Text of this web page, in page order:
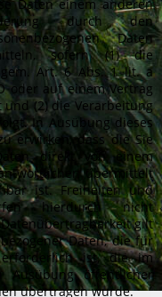
Daten einem anderen
durch den
Daten
sofern (1) die
Art. 6 Abs. 1 lit. a
oder auf einem Vertrag
und (2) die Verarbeitung
In Ausübung dieses
erwirken, dass die Sie
direkt von einem
übermittelt
ist. Freiheiten und
hierdurch nicht
gilt
Daten, die für
ist, die im
Ausübung öffentlicher
übertragen wurde.